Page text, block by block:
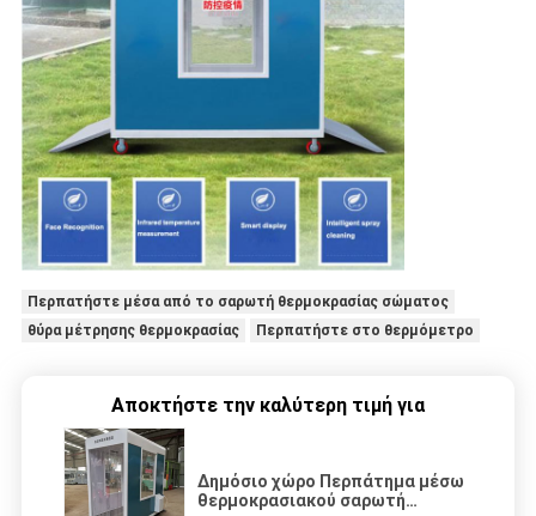
Περπατήστε μέσα από το σαρωτή θερμοκρασίας σώματος
θύρα μέτρησης θερμοκρασίας
Περπατήστε στο θερμόμετρο
Αποκτήστε την καλύτερη τιμή για
Δημόσιο χώρο Περπάτημα μέσω
θερμοκρασιακού σαρωτή